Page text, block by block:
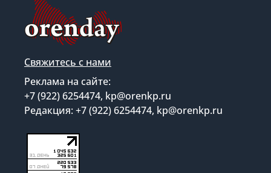
Свяжитесь с нами
Реклама на сайте:
+7 (922) 6254474, kp@orenkp.ru
Редакция: +7 (922) 6254474, kp@orenkp.ru